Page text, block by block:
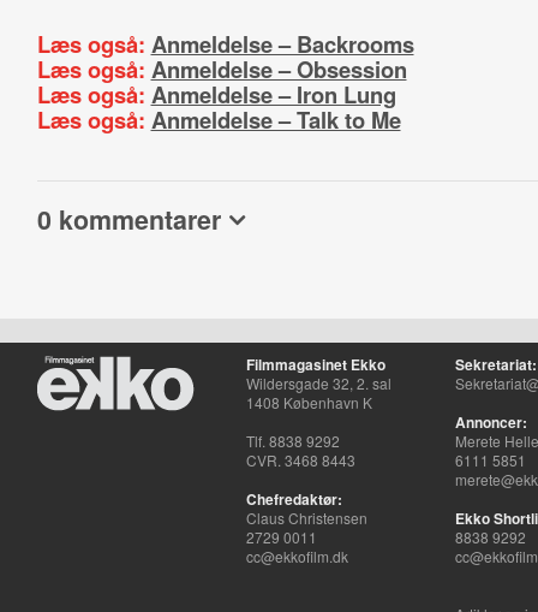
Læs også: Anmeldelse – Backrooms
Læs også: Anmeldelse – Obsession
Læs også: Anmeldelse – Iron Lung
Læs også: Anmeldelse – Talk to Me
0 kommentarer
Filmmagasinet Ekko
Wildersgade 32, 2. sal
1408 København K
Tlf. 8838 9292
CVR. 3468 8443
Chefredaktør:
Claus Christensen
2729 0011
cc@ekkofilm.dk
Sekretariat:
Annoncer:
Merete
6111 5851
Ekko
8838 9292